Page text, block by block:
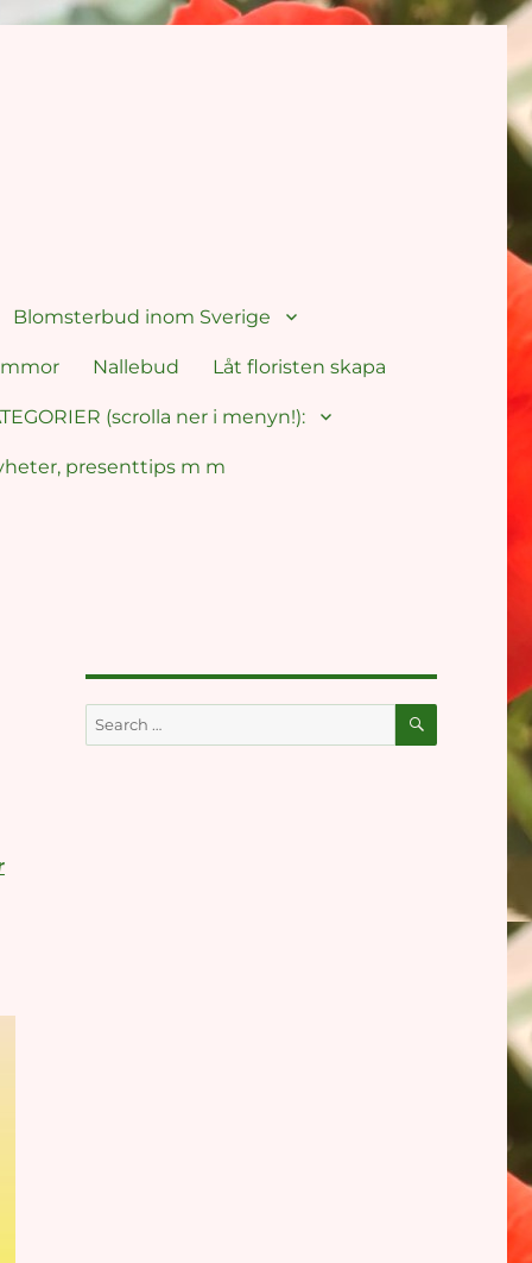
Blomsterbud inom Sverige
Nallebud Låt floristen skapa
(scrolla ner i menyn!):
presenttips m m
Search
for:
SEARCH